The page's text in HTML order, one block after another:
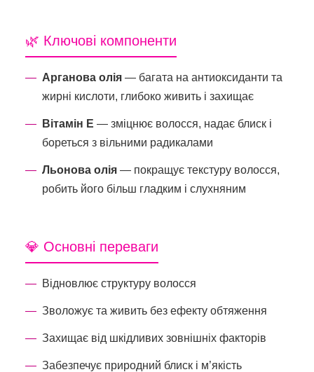
🌿 Ключові компоненти
Арганова олія — багата на антиоксиданти та
жирні кислоти, глибоко живить і захищає
Вітамін E — зміцнює волосся, надає блиск і
бореться з вільними радикалами
Льонова олія — покращує текстуру волосся,
робить його більш гладким і слухняним
💎 Основні переваги
Відновлює структуру волосся
Зволожує та живить без ефекту обтяження
Захищає від шкідливих зовнішніх факторів
Забезпечує природний блиск і м’якість